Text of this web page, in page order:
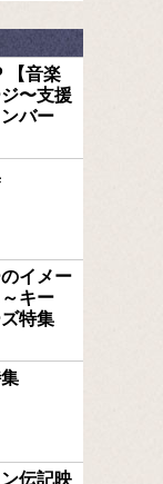
【音楽
〜支援
バー
イメー
キー
特集
伝記映